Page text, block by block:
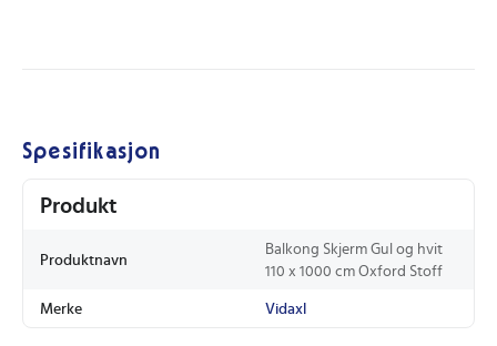
Spesifikasjon
Produkt
Produktnavn
Balkong Skjerm Gul og hvit
110 x 1000 cm Oxford Stoff
Merke Vidaxl